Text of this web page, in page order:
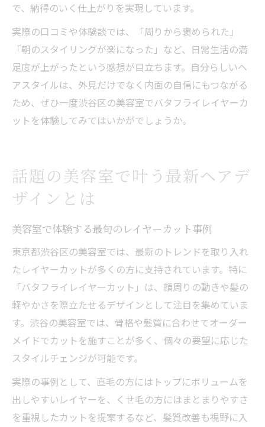
で、納得のいく仕上がりを実現しています。
実際の口コミや体験談では、「周りから褒められた」
「朝のスタイリングが楽になった」など、日常生活の満
足度が上がったという感想が目立ちます。自分らしいヘ
アスタイルは、外見だけでなく内面の自信にもつながる
ため、ぜひ一度渋谷区の美容室でバタフライレイヤーカ
ットを体験してみてはいかがでしょうか。
話題の美容室で叶う最新ヘアデ
ザインとは
美容室で体験する最旬のレイヤーカット事例
東京都渋谷区の美容室では、最新のトレンドを取り入れ
たレイヤーカットが多くの方に支持されています。特に
「バタフライレイヤーカット」は、顔周りの動きや髪の
軽やかさを際立たせるデザインとして注目を集めていま
す。渋谷の美容室では、骨格や髪質に合わせてオーダー
メイドでカットを施すことが多く、個々の要望に応じた
スタイルチェンジが可能です。
実際の事例として、直毛の方にはトップにボリュームを
出しやすいレイヤーを、くせ毛の方にはまとまりやすさ
を重視したカットを提案するなど、髪質改善も視野に入